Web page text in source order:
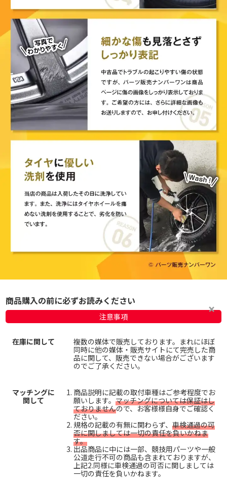
商品購入の前に必ずお読みください
注意事項
在庫に関して
複数の媒体で販売しております。まれにほぼ
同時に他の媒体・販売サイトにて完売した商
品に関して、販売できない場合がございます
のでご了承ください。
マッチングに
関して
商品説明に記載の取付車種はご参考程度でお
願いします。 マッチングについては保証はし
ておりませんので、お客様様自身でご確認く
ださい。
規格の記載の有無に関わらず、 車検通過の可
否に関しましては一切の責任を負いかねま
す。
出品商品に中には一部、競技用パーツや一般
公道走行不可の商品も含まれておりますが、
上記2.同様に車検通過の可否に関しましては
一切の責任を負いかねます。